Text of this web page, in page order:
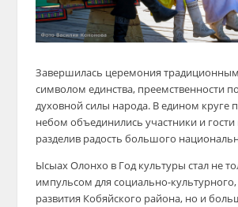
Завершилась церемония
символом единства, преемственности
духовной силы народа. В едином круге
небом объединились участники и гости
разделив радость большого
Ысыах Олонхо в Год культуры стал не
импульсом для социально-
развития Кобяйского района, но и